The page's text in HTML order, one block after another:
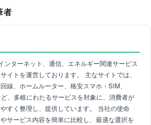
者
ンターネット、通信、エネルギー関連サービス
イトを運営しております。 主なサイトでは、
線、ホームルーター、格安スマホ・SIM、
、多岐にわたるサービスを対象に、消費者が
すく整理し、提供しています。 当社の使命
サービス内容を簡単に比較し、最適な選択を